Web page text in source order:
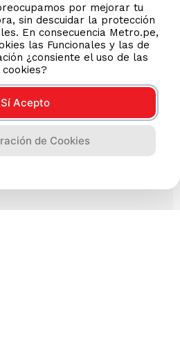
por mejorar tu
sin descuidar la protección
En consecuencia Metro.pe,
las Funcionales y las de
¿consiente el uso de las
cookies?
Sí Acepto
de Cookies